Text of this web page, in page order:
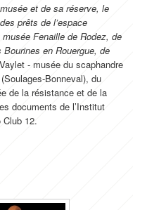
et de sa réserve, le
prêts de l’espace
Fenaille de Rodez, de
en Rouergue, de
Vaylet - musée du scaphandre
Bonneval), du
de la résistance et de la
documents de l’Institut
Club 12.